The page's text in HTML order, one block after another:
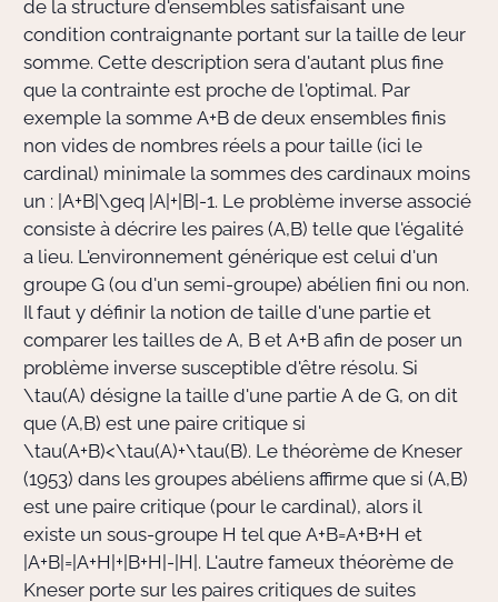
Doctorant·e·s
Bibliothèque
Informatique
de la structure d'ensembles satisfaisant une
condition contraignante portant sur la taille de leur
somme. Cette description sera d'autant plus fine
que la contrainte est proche de l'optimal. Par
exemple la somme A+B de deux ensembles finis
non vides de nombres réels a pour taille (ici le
cardinal) minimale la sommes des cardinaux moins
un : |A+B|\geq |A|+|B|-1. Le problème inverse associé
consiste à décrire les paires (A,B) telle que l'égalité
a lieu. L'environnement générique est celui d'un
groupe G (ou d'un semi-groupe) abélien fini ou non.
Il faut y définir la notion de taille d'une partie et
comparer les tailles de A, B et A+B afin de poser un
problème inverse susceptible d'être résolu. Si
\tau(A) désigne la taille d'une partie A de G, on dit
que (A,B) est une paire critique si
\tau(A+B)<\tau(A)+\tau(B). Le théorème de Kneser
(1953) dans les groupes abéliens affirme que si (A,B)
est une paire critique (pour le cardinal), alors il
existe un sous-groupe H tel que A+B=A+B+H et
|A+B|=|A+H|+|B+H|-|H| . L'autre fameux théorème de
Kneser porte sur les paires critiques de suites